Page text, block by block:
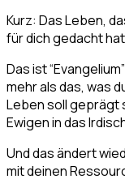
Kurz: Das Leben,
für dich gedacht
Das ist
mehr als das, was
Leben soll geprägt
Ewigen in das
Und das ändert
mit deinen